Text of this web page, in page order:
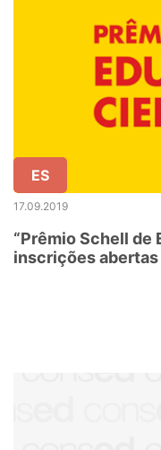
ES
17.09.2019
“Prêmio Schell de
inscrições